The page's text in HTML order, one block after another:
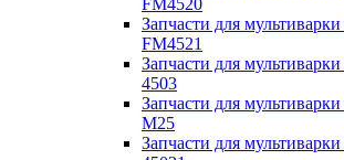
FM4520
Запчасти для
FM4521
Запчасти для
4503
Запчасти для
M25
Запчасти для